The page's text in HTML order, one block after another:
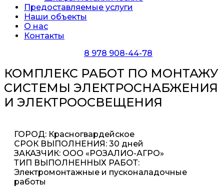
Предоставляемые услуги
Наши объекты
О нас
Контакты
8 978 908-44-78
КОМПЛЕКС РАБОТ ПО МОНТАЖУ
СИСТЕМЫ ЭЛЕКТРОСНАБЖЕНИЯ
И ЭЛЕКТРООСВЕЩЕНИЯ
ГОРОД: Красногвардейское
СРОК ВЫПОЛНЕНИЯ: 30 дней
ЗАКАЗЧИК: ООО «РОЗАЛИО-АГРО»
ТИП ВЫПОЛНЕННЫХ РАБОТ:
Электромонтажные и пусконаладочные
работы